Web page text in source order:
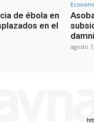
de ébola en
en el
agosto